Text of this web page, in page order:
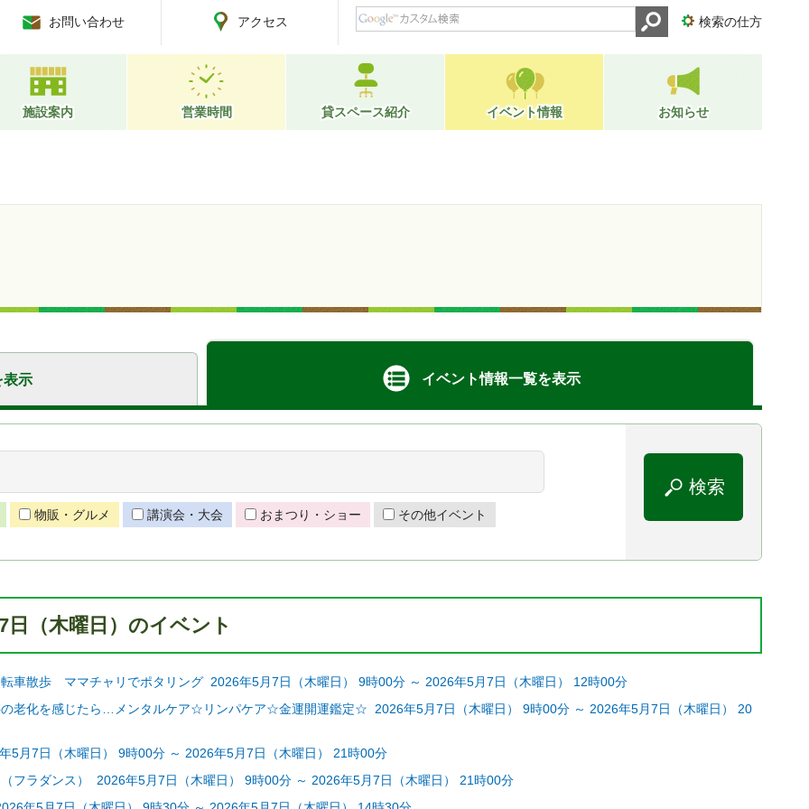
お問い合わせ アクセス 検索の仕方
施設案内 営業時間 貸スペース紹介 イベント情報 お知らせ
表示 イベント情報一覧を表示
物販・グルメ 講演会・大会 おまつり・ショー その他イベント
日（木曜日）のイベント
車散歩 ママチャリでポタリング 2026年5月7日（木曜日） 9時00分 ～ 2026年5月7日（木曜日） 12時00分
老化を感じたら…メンタルケア☆リンパケア☆金運開運鑑定☆ 2026年5月7日（木曜日） 9時00分 ～ 2026年5月7日（木曜日） 20
5月7日（木曜日） 9時00分 ～ 2026年5月7日（木曜日） 21時00分
フラダンス） 2026年5月7日（木曜日） 9時00分 ～ 2026年5月7日（木曜日） 21時00分